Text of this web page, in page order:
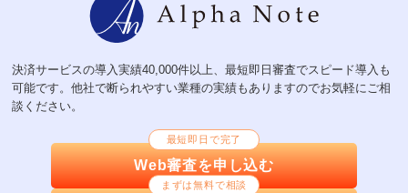
決済サービスの導入実績40,000件以上、最短即日審査でスピード導入も
可能です。他社で断られやすい業種の実績もありますのでお気軽にご相
談ください。
最短即日で完了
Web審査を申し込む
まずは無料で相談